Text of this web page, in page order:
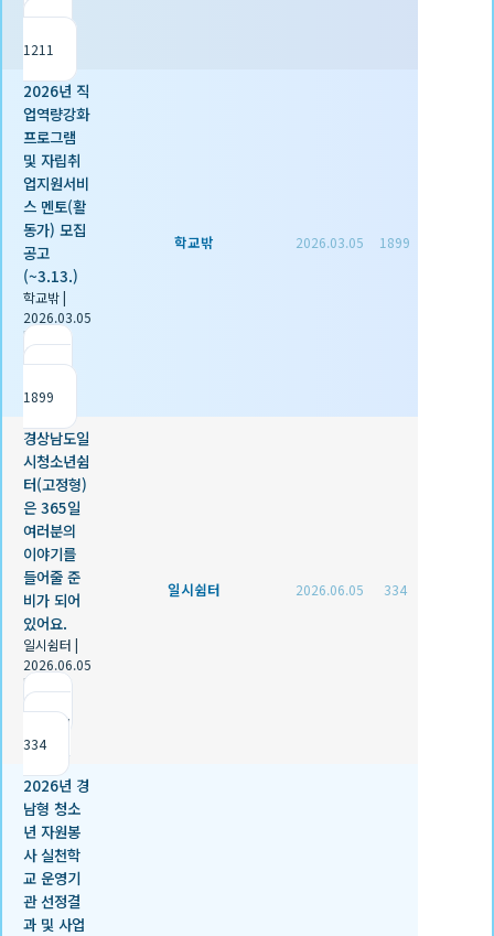
1211
2026년 직
업역량강화
프로그램
및 자립취
업지원서비
스 멘토(활
동가) 모집
공고
(~3.13.)
학교밖|
2026.03.05
|
1899
학교밖 2026.03.05 1899
경상남도일
시청소년쉼
터(고정형)
은 365일
여러분의
이야기를
들어줄 준
비가 되어
있어요.
일시쉼터 |
2026.06.05
|
조회
334
일시쉼터 2026.06.05 334
2026년 경
남형 청소
년 자원봉
사 실천학
교 운영기
관 선정결
과 및 사업